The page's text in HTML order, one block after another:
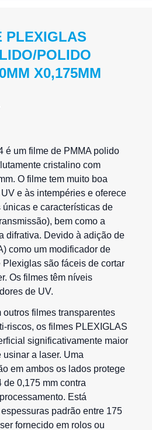
PLEXIGLAS
POLIDO
X0,175MM
é um filme de PMMA polido
cristalino com
O filme tem muito boa
e às intempéries e oferece
e características de
bem como a
difrativa. Devido à adição de
como um modificador de
Plexiglas são fáceis de cortar
Os filmes têm níveis
de UV.
outros filmes transparentes
riscos, os filmes PLEXIGLAS
significativamente maior
a laser. Uma
em ambos os lados protege
0,175 mm contra
Está
padrão entre 175
fornecido em rolos ou